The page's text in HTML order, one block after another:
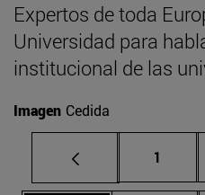
Expertos de toda
Universidad para
institucional de las
Imagen Cedida
Página
1